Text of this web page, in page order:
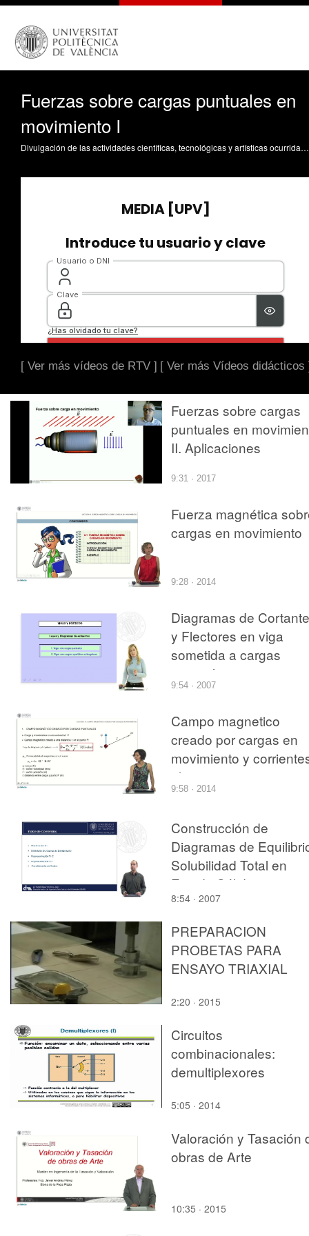
Fuerzas sobre cargas puntuales en
movimiento I
Divulgación de las actividades científicas, tecnológicas y artísticas ocurridas en los tres campus de la UPV
[ Ver más vídeos de RTV ] [ Ver más Vídeos didácticos
Fuerzas sobre cargas
puntuales en
II. Aplicaciones
9:31 · 2017
Fuerza magnética
cargas en movimiento
9:28 · 2014
Diagramas de
y Flectores en viga
sometida a cargas
puntuales
9:54 · 2007
Campo magnetico
creado por cargas en
movimiento y
electricas
9:58 · 2014
Construcción de
Diagramas de
Solubilidad Total en
Estado Sólido
8:54 · 2007
PREPARACION
PROBETAS PARA
ENSAYO TRIAXIAL
2:20 · 2015
Circuitos
combinacionales:
demultiplexores
5:05 · 2014
Valoración y Tasación
obras de Arte
10:35 · 2015